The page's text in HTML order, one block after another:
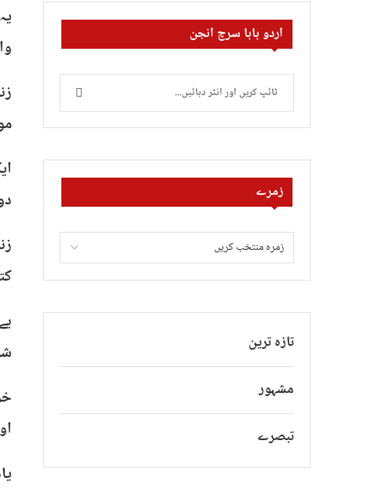
اردو بابا سرچ انجن
زمرے
تازہ ترین
مشہور
تبصرے